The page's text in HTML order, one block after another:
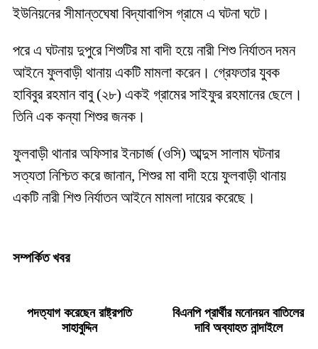
ইউনিয়নের সীমান্তঘেষা বিদ্যাবাগিস গ্রামে এ ঘটনা ঘটে।
পরে এ ঘটনায় দুপুরে শিশুটির মা বাদী হয়ে নারী শিশু নির্যাতন দমন
আইনে ফুলবাড়ী থানায় একটি মামলা করেন। গ্রেফতার যুবক
হাবিবুর রহমান বাবু (২৮) একই গ্রামের সাইফুর রহমানের ছেলে।
তিনি এক কন্যা শিশুর জনক।
ফুলবাড়ী থানার অফিসার ইনচার্জ (ওসি) আব্দুস সালাম ঘটনার
সত্যতা নিশ্চিত করে জানান, শিশুর মা বাদী হয়ে ফুলবাড়ী থানায়
একটি নারী শিশু নির্যাতন আইনে মামলা দায়ের করেছে।
সম্পর্কিত খবর
পদত্যাগ করেছেন রাষ্ট্রপতি
সাহাবুদ্দিন
বিএনপি প্রার্থীর মনোনয়ন বাতিলের
দাবি অব্যাহত নান্দাইলে